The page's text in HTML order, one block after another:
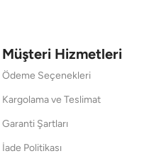
Müşteri Hizmetleri
Ödeme Seçenekleri
Kargolama ve Teslimat
Garanti Şartları
İade Politikası